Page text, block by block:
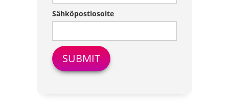
Sähköpostiosoite